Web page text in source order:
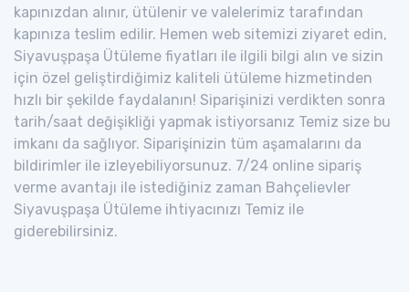
kapınızdan alınır, ütülenir ve valelerimiz tarafından
kapınıza teslim edilir. Hemen web sitemizi ziyaret edin,
Siyavuşpaşa Ütüleme fiyatları ile ilgili bilgi alın ve sizin
için özel geliştirdiğimiz kaliteli ütüleme hizmetinden
hızlı bir şekilde faydalanın! Siparişinizi verdikten sonra
tarih/saat değişikliği yapmak istiyorsanız Temiz size bu
imkanı da sağlıyor. Siparişinizin tüm aşamalarını da
bildirimler ile izleyebiliyorsunuz. 7/24 online sipariş
verme avantajı ile istediğiniz zaman Bahçelievler
Siyavuşpaşa Ütüleme ihtiyacınızı Temiz ile
giderebilirsiniz.